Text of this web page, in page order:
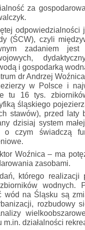
za
odpowiedzialności
(ŚCW), czyli
zadaniem jest
i gospodarką
dr Andrzej
w Polsce i
tu 16 tys.
śląskiego
stawów), przed laty
dzisiaj system
czym świadczą
Woźnica – ma
zasobami.
którego realizacji
wodnych.
wód na Śląsku są
rozbudowy
działalności